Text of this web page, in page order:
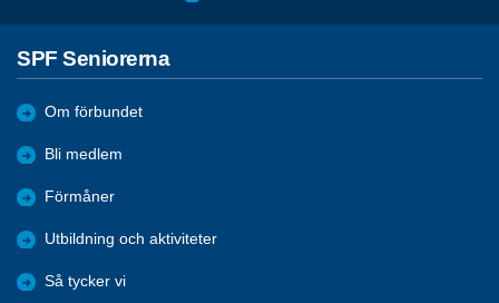
SPF Seniorerna
Om förbundet
Bli medlem
Förmåner
Utbildning och aktiviteter
Så tycker vi